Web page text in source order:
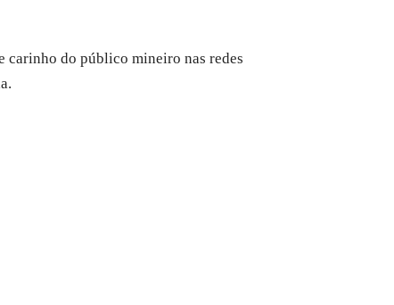
carinho do público mineiro nas redes